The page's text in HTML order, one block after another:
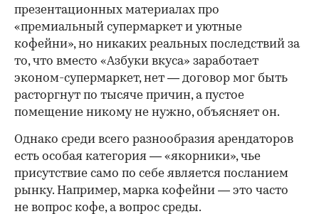
презентационных материалах про
«премиальный супермаркет и уютные
кофейни», но никаких реальных последствий за
то, что вместо «Азбуки вкуса» заработает
эконом-супермаркет, нет — договор мог быть
расторгнут по тысяче причин, а пустое
помещение никому не нужно, объясняет он.
Однако среди всего разнообразия арендаторов
есть особая категория — «якорники», чье
присутствие само по себе является посланием
рынку. Например, марка кофейни — это часто
не вопрос кофе, а вопрос среды.